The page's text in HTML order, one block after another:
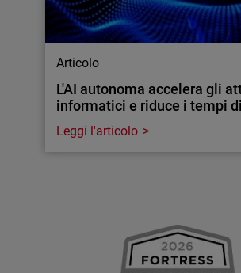
Articolo
L'AI autonoma accelera gli
informatici e riduce i tempi
Leggi l'articolo